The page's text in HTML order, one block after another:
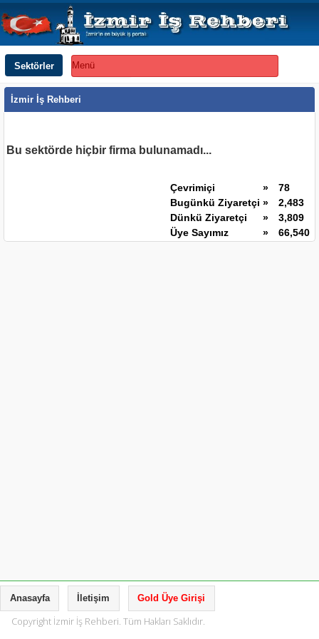
Sektörler Menü
İzmir İş Rehberi
Bu sektörde hiçbir firma bulunamadı...
Çevrimiçi »
78
Bugünkü Ziyaretçi »
2,483
Dünkü Ziyaretçi
»
3,809
Üye Sayımız
» 66,540
Anasayfa İletişim Gold Üye Girişi
Copyright İzmir İş Rehberi. Tüm Hakları Saklıdır.